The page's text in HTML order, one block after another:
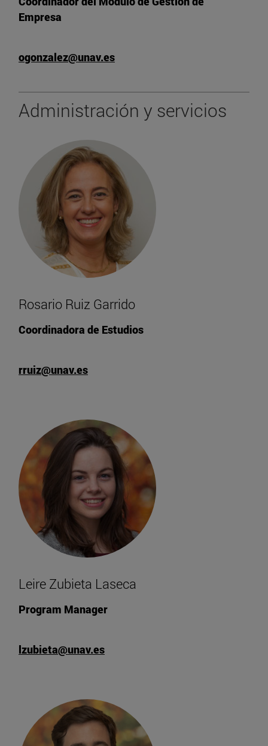
Empresa
ogonzalez@unav.es
Administración y servicios
Rosario Ruiz Garrido
Coordinadora de Estudios
rruiz@unav.es
Leire Zubieta Laseca
Program Manager
lzubieta@unav.es